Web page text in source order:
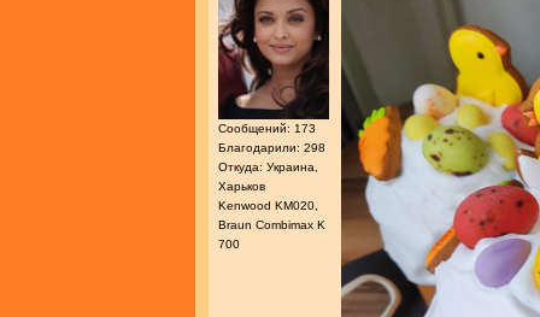
Сообщений: 173
Благодарили: 298
Откуда: Украина,
Харьков
Kenwood KM020,
Braun Combimax K
700